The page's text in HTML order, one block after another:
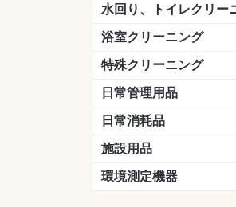
ガラスワイパー
シャンパー(ウオッシャ
ガラススクイジー
ケレン
ツールホルダー
洗剤
天井・高所作業
水回り、トイレクリー
洗剤
尿石除去剤
水アカ除去剤
排水管つまり除去剤
消臭・防臭剤
道具
浴室クリーニング
洗剤
道具
特殊クリーニング
石材
エアコン
外壁
その他
日常管理用品
クリーナー
洗濯用洗剤
油汚れ落とし
サビ取り剤
タバコ専用消臭
日常消耗品
トイレットペーパー
ペーパータオル
便座除菌クリーナー
ポリ袋
施設用品
マット・他
ベンチ
灰皿
傘立
くず入れ
環境測定機器